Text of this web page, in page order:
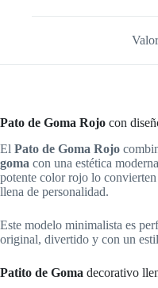
Pato de Goma Rojo con
El Pato de Goma Rojo
goma con una estética
potente color rojo lo
llena de personalidad.
Este modelo minimalista es
original, divertido y con un
Patito de Goma decorativo